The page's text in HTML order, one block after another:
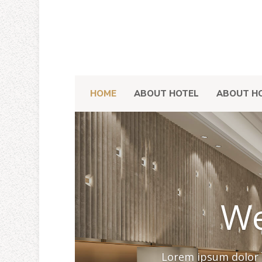
HOME ABOUT HOTEL ABOUT
Lorem ipsum